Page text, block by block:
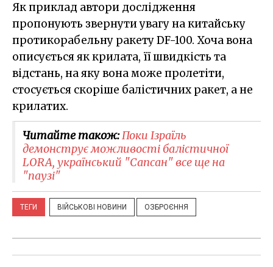
Як приклад автори дослідження
пропонують звернути увагу на китайську
протикорабельну ракету DF-100. Хоча вона
описується як крилата, її швидкість та
відстань, на яку вона може пролетіти,
стосується скоріше балістичних ракет, а не
крилатих.
Читайте також:Поки Ізраїль
демонструє можливості балістичної
LORA, український "Сапсан" все ще на
"паузі"
ТЕГИ ВІЙСЬКОВІ НОВИНИ ОЗБРОЄННЯ